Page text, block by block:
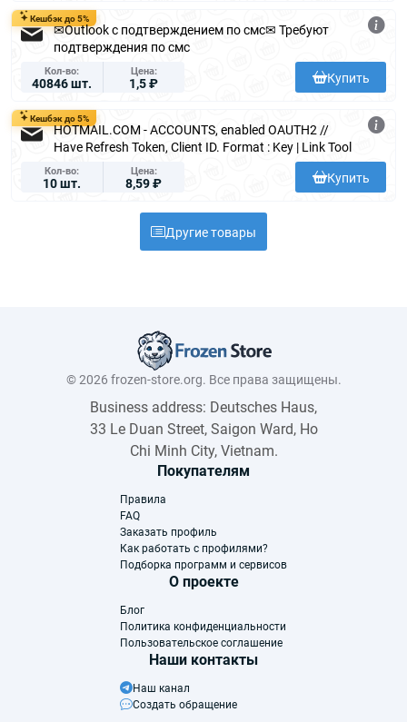
Кешбэк до 5%
✉Outlook с подтверждением по смс✉ Требуют
подтверждения по смс
Кол-во
40846 шт.
Цена
1,5 ₽ Купить
Кешбэк до 5%
HOTMAIL.COM - ACCOUNTS, enabled OAUTH2 //
Have Refresh Token, Client ID. Format : Key | Link Tool
Кол-во
10 шт.
Цена
8,59 ₽ Купить
Другие товары
© 2026 frozen-store.org. Все права защищены.
Business address: Deutsches Haus,
33 Le Duan Street, Saigon Ward, Ho
Chi Minh City, Vietnam.
Покупателям
Правила
FAQ
Заказать профиль
Как работать с профилями?
Подборка программ и сервисов
О проекте
Блог
Политика конфиденциальности
Пользовательское соглашение
Наши контакты
Наш канал
Создать обращение